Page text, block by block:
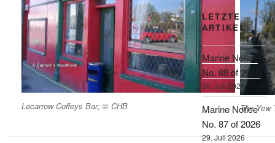
Lecarrow Coffeys Bar; © CHB The Yew
LETZTE
ARTIKEL
Marine Notice
No. 88 of 2026
30. Juli 2026
Marine Notice
No. 87 of 2026
29. Juli 2026